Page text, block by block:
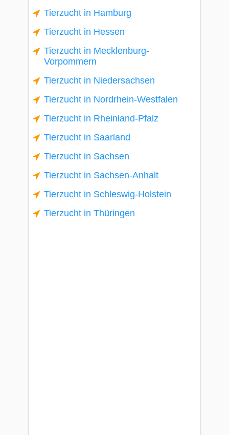
Tierzucht in Hamburg
Tierzucht in Hessen
Tierzucht in Mecklenburg-
Vorpommern
Tierzucht in Niedersachsen
Tierzucht in Nordrhein-Westfalen
Tierzucht in Rheinland-Pfalz
Tierzucht in Saarland
Tierzucht in Sachsen
Tierzucht in Sachsen-Anhalt
Tierzucht in Schleswig-Holstein
Tierzucht in Thüringen